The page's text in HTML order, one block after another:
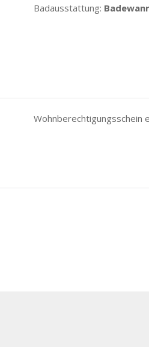
Badausstattung:
Wohnberechtigungsschein